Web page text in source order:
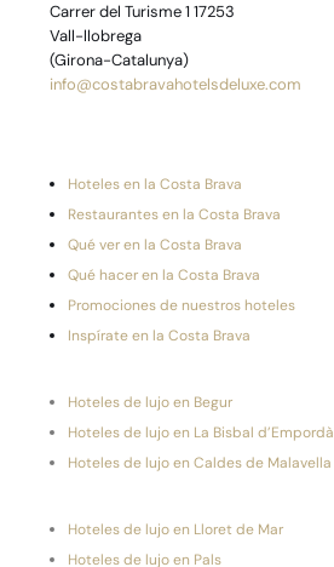
Carrer del Turisme 1 17253
Vall-llobrega
(Girona-Catalunya)
info@costabravahotelsdeluxe.com
Hoteles en la Costa Brava
Restaurantes en la Costa Brava
Qué ver en la Costa Brava
Qué hacer en la Costa Brava
Promociones de nuestros hoteles
Inspírate en la Costa Brava
Hoteles de lujo en Begur
Hoteles de lujo en La Bisbal d’Empordà
Hoteles de lujo en Caldes de Malavella
Hoteles de lujo en Lloret de Mar
Hoteles de lujo en Pals